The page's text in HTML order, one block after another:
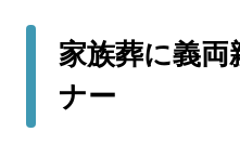
家族葬に義両
ナー